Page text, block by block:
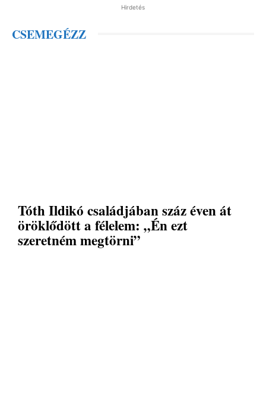
Hirdetés
CSEMEGÉZZ
Tóth Ildikó családjában száz éven át
öröklődött a félelem: „Én ezt
szeretném megtörni”